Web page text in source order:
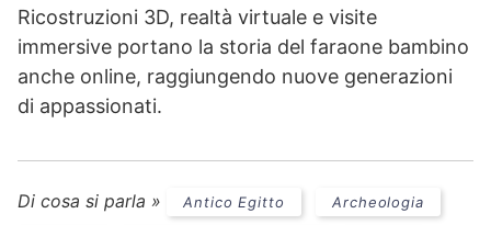
Ricostruzioni 3D, realtà virtuale e visite
immersive portano la storia del faraone bambino
anche online, raggiungendo nuove generazioni
di appassionati.
Di cosa si parla » Antico Egitto Archeologia